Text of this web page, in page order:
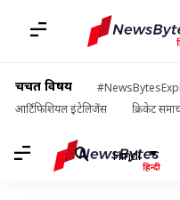
चर्चित विषय
आर्टिफिशियल इंटेलिजेंस
क्रिकेट
Hindi